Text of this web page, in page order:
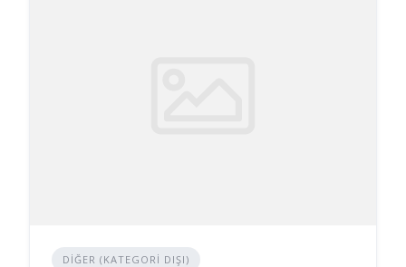
DIĞER (KATEGORI DIŞI)